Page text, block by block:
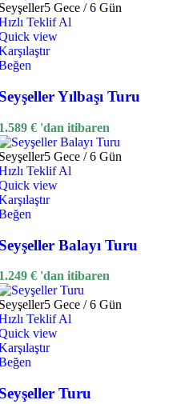
5 Gece / 6 Gün
Teklif Al
view
Yılbaşı Turu
€ 'dan itibaren
5 Gece / 6 Gün
Teklif Al
view
Balayı Turu
€ 'dan itibaren
5 Gece / 6 Gün
Teklif Al
view
Turu